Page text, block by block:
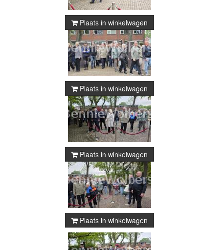
Plaats in winkelwagen
Plaats in winkelwagen
Plaats in winkelwagen
Plaats in winkelwagen